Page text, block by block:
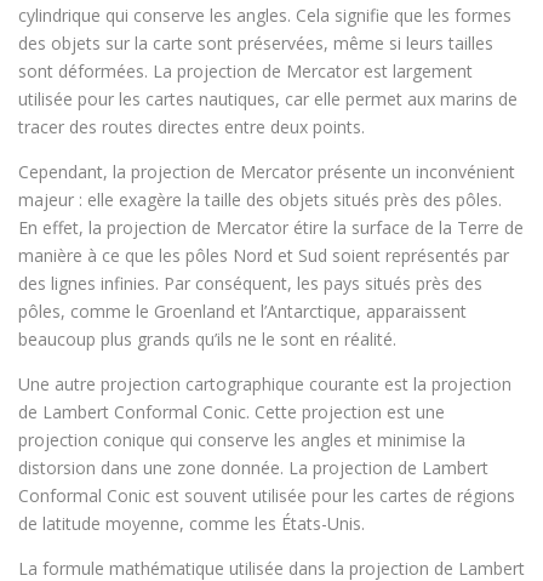
cylindrique qui conserve les angles. Cela signifie que les formes
des objets sur la carte sont préservées, même si leurs tailles
sont déformées. La projection de Mercator est largement
utilisée pour les cartes nautiques, car elle permet aux marins de
tracer des routes directes entre deux points.
Cependant, la projection de Mercator présente un inconvénient
majeur : elle exagère la taille des objets situés près des pôles.
En effet, la projection de Mercator étire la surface de la Terre de
manière à ce que les pôles Nord et Sud soient représentés par
des lignes infinies. Par conséquent, les pays situés près des
pôles, comme le Groenland et l’Antarctique, apparaissent
beaucoup plus grands qu’ils ne le sont en réalité.
Une autre projection cartographique courante est la projection
de Lambert Conformal Conic. Cette projection est une
projection conique qui conserve les angles et minimise la
distorsion dans une zone donnée. La projection de Lambert
Conformal Conic est souvent utilisée pour les cartes de régions
de latitude moyenne, comme les États-Unis.
La formule mathématique utilisée dans la projection de Lambert